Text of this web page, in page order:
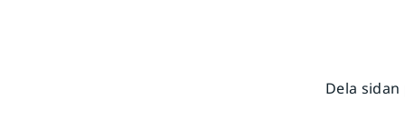
Dela sidan